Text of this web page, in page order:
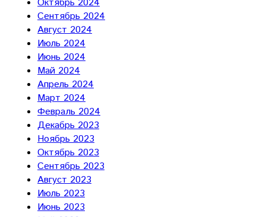
Октябрь 2024
Сентябрь 2024
Август 2024
Июль 2024
Июнь 2024
Май 2024
Апрель 2024
Март 2024
Февраль 2024
Декабрь 2023
Ноябрь 2023
Октябрь 2023
Сентябрь 2023
Август 2023
Июль 2023
Июнь 2023